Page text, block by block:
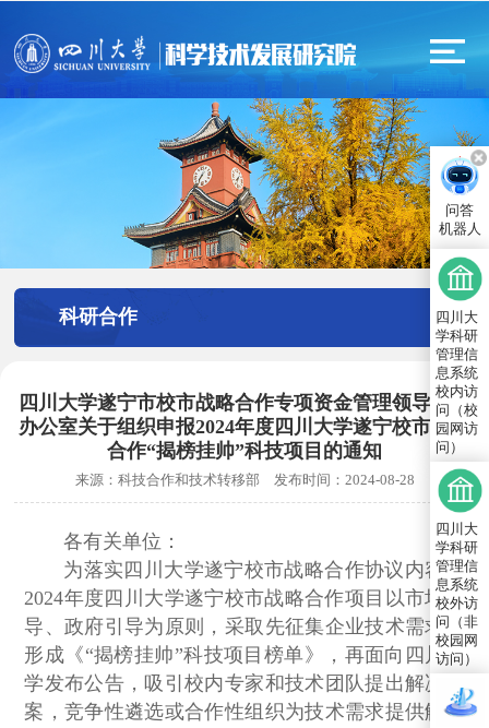
科研合作
四川大学遂宁市校市战略合作专项资金管理领导小组
办公室关于组织申报2024年度四川大学遂宁校市战略
合作“揭榜挂帅”科技项目的通知
来源： 科技合作和技术转移部 发布时间： 2024-08-28
各有关单位：
为落实四川大学遂宁校市战略合作协议内容，
2024年度四川大学遂宁校市战略合作项目以市场主
导、政府引导为原则，采取先征集企业技术需求，
形成《“揭榜挂帅”科技项目榜单》，再面向四川大
学发布公告，吸引校内专家和技术团队提出解决方
案，竞争性遴选或合作性组织为技术需求提供解决
问答
机器人
四川大
学科研
管理信
息系统
校内访
问（校
园网访
问）
四川大
学科研
管理信
息系统
校外访
问（非
校园网
访问）